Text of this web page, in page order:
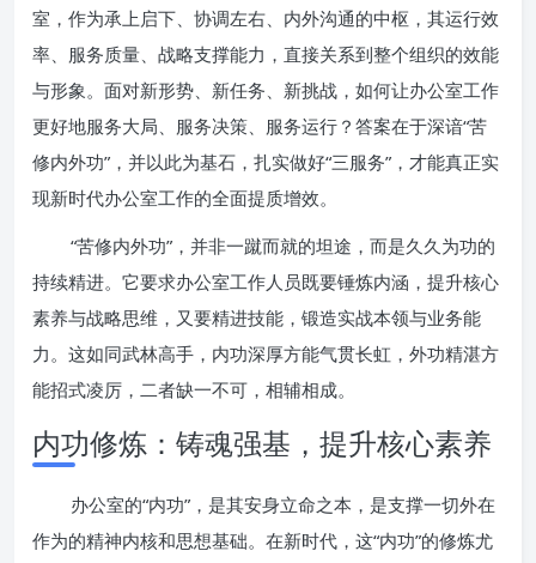
室，作为承上启下、协调左右、内外沟通的中枢，其运行效
率、服务质量、战略支撑能力，直接关系到整个组织的效能
与形象。面对新形势、新任务、新挑战，如何让办公室工作
更好地服务大局、服务决策、服务运行？答案在于深谙“苦
修内外功”，并以此为基石，扎实做好“三服务”，才能真正实
现新时代办公室工作的全面提质增效。
“苦修内外功”，并非一蹴而就的坦途，而是久久为功的
持续精进。它要求办公室工作人员既要锤炼内涵，提升核心
素养与战略思维，又要精进技能，锻造实战本领与业务能
力。这如同武林高手，内功深厚方能气贯长虹，外功精湛方
能招式凌厉，二者缺一不可，相辅相成。
内功修炼：铸魂强基，提升核心素养
办公室的“内功”，是其安身立命之本，是支撑一切外在
作为的精神内核和思想基础。在新时代，这“内功”的修炼尤